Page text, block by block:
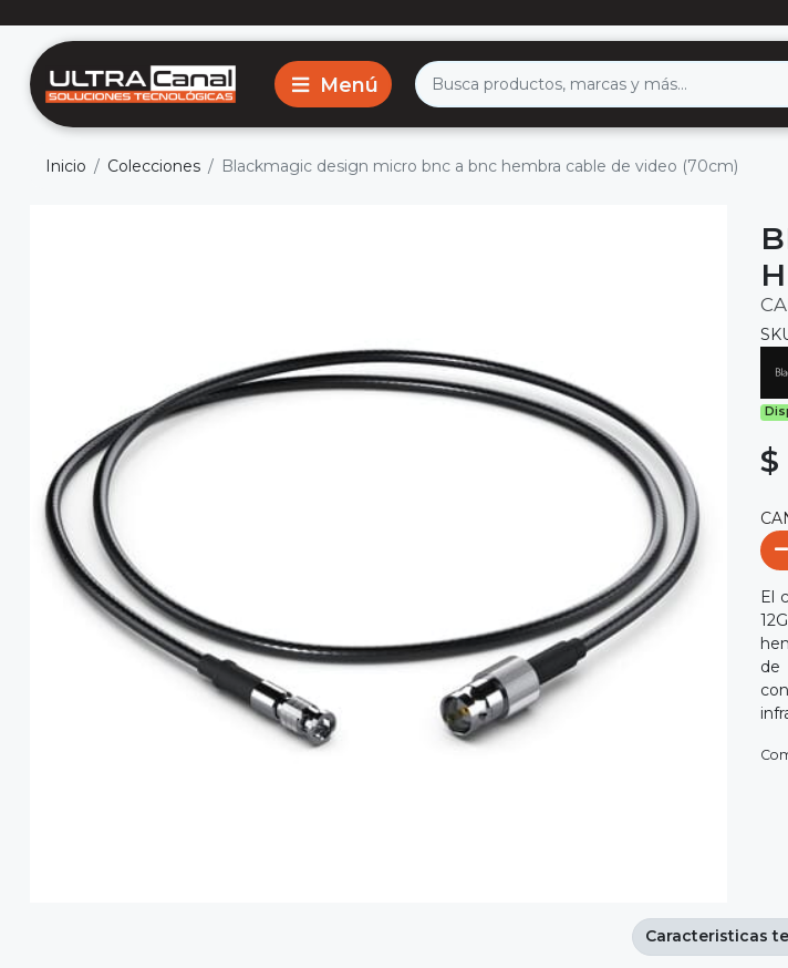
Inicio Colecciones Blackmagic design micro bnc a bnc hembra cable de video (70cm)
$
El
de
Caracteristicas